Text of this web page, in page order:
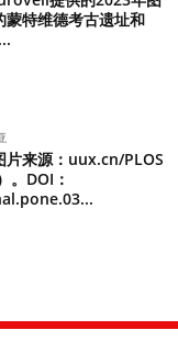
蒙特维德考古遗址和
片来源：uux.cn/PLOS
。DOI：